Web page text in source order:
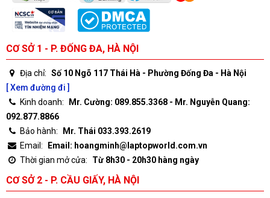
CƠ SỞ 1 - P. ĐỐNG ĐA, HÀ NỘI
Địa chỉ: Số 10 Ngõ 117 Thái Hà - Phường Đống Đa - Hà Nội
[ Xem đường đi ]
Kinh doanh:
Mr. Cường: 089.855.3368 - Mr. Nguyễn Quang:
092.877.8866
Bảo hành:
Mr. Thái 033.393.2619
Email:
Email: hoangminh@laptopworld.com.vn
Thời gian mở cửa:
Từ 8h30 - 20h30 hàng ngày
CƠ SỞ 2 - P. CẦU GIẤY, HÀ NỘI